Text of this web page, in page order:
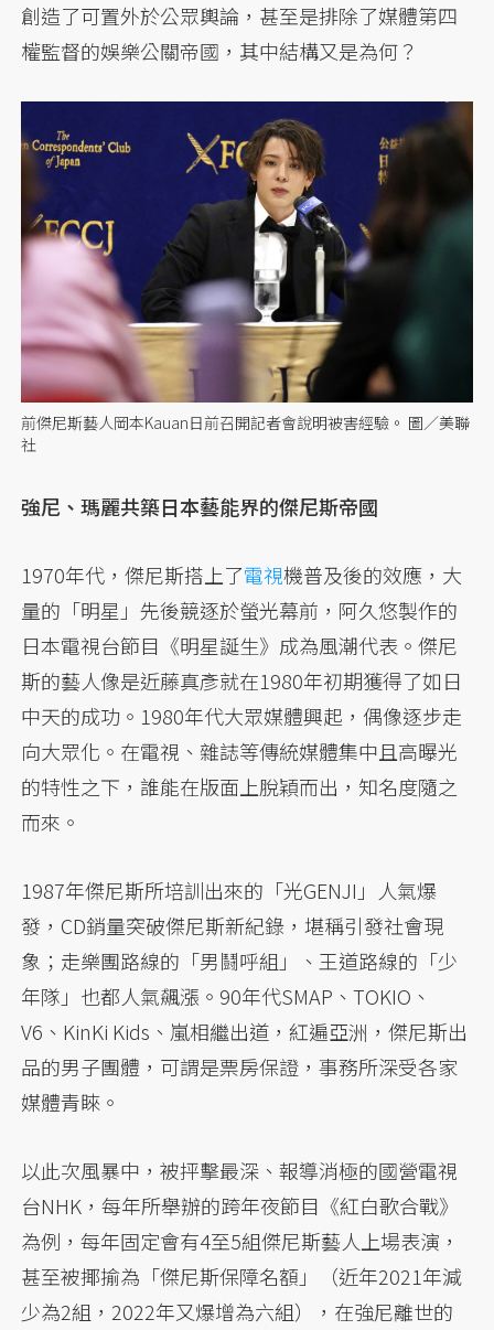
創造了可置外於公眾輿論，甚至是排除了媒體第四
權監督的娛樂公關帝國，其中結構又是為何？
前傑尼斯藝人岡本Kauan日前召開記者會說明被害經驗。 圖／美聯
社
強尼、瑪麗共築日本藝能界的傑尼斯帝國
1970年代，傑尼斯搭上了電視機普及後的效應，大
量的「明星」先後競逐於螢光幕前，阿久悠製作的
日本電視台節目《明星誕生》成為風潮代表。傑尼
斯的藝人像是近藤真彥就在1980年初期獲得了如日
中天的成功。1980年代大眾媒體興起，偶像逐步走
向大眾化。在電視、雜誌等傳統媒體集中且高曝光
的特性之下，誰能在版面上脫穎而出，知名度隨之
而來。
1987年傑尼斯所培訓出來的「光GENJI」人氣爆
發，CD銷量突破傑尼斯新紀錄，堪稱引發社會現
象；走樂團路線的「男鬪呼組」、王道路線的「少
年隊」也都人氣飆漲。90年代SMAP、TOKIO、
V6、KinKi Kids、嵐相繼出道，紅遍亞洲，傑尼斯出
品的男子團體，可謂是票房保證，事務所深受各家
媒體青睞。
以此次風暴中，被抨擊最深、報導消極的國營電視
台NHK，每年所舉辦的跨年夜節目《紅白歌合戰》
為例，每年固定會有4至5組傑尼斯藝人上場表演，
甚至被揶揄為「傑尼斯保障名額」（近年2021年減
少為2組，2022年又爆增為六組），在強尼離世的